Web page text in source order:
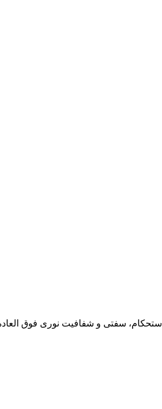
استحکام، سفتی و شفافیت نوری فوق